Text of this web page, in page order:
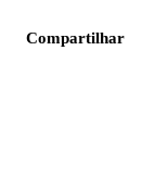
Compartilhar